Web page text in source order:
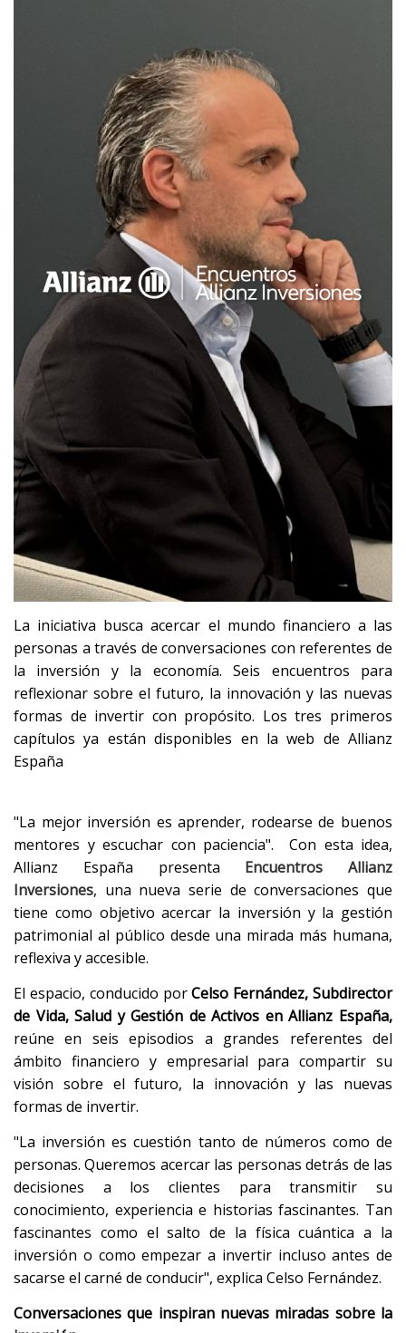
La iniciativa busca acercar el mundo financiero a las
personas a través de conversaciones con referentes de
la inversión y la economía. Seis encuentros para
reflexionar sobre el futuro, la innovación y las nuevas
formas de invertir con propósito. Los tres primeros
capítulos ya están disponibles en la web de Allianz
España
"La mejor inversión es aprender, rodearse de buenos
mentores y escuchar con paciencia". Con esta idea,
Allianz España presenta Encuentros Allianz
Inversiones, una nueva serie de conversaciones que
tiene como objetivo acercar la inversión y la gestión
patrimonial al público desde una mirada más humana,
reflexiva y accesible.
El espacio, conducido porCelso Fernández, Subdirector
de Vida, Salud y Gestión de Activos en Allianz España,
reúne en seis episodios a grandes referentes del
ámbito financiero y empresarial para compartir su
visión sobre el futuro, la innovación y las nuevas
formas de invertir.
"La inversión es cuestión tanto de números como de
personas. Queremos acercar las personas detrás de las
decisiones a los clientes para transmitir su
conocimiento, experiencia e historias fascinantes. Tan
fascinantes como el salto de la física cuántica a la
inversión o como empezar a invertir incluso antes de
sacarse el carné de conducir", explica Celso Fernández.
Conversaciones que inspiran nuevas miradas sobre la